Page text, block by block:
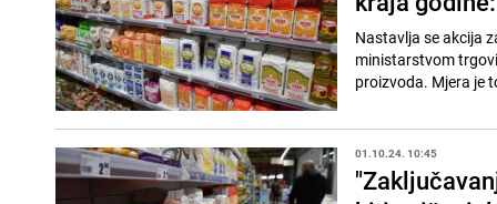
Nastavlja se akcija
ministarstvom
proizvoda. Mjera je
01.10.24. 10:45